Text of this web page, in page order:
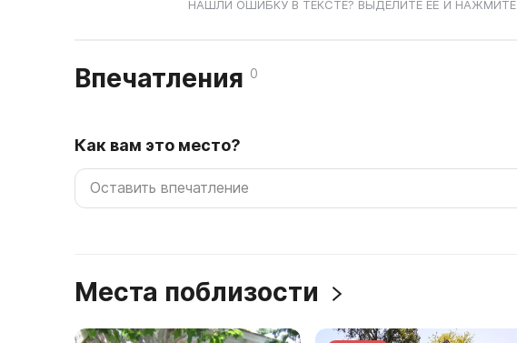
НАШЛИ ОШИБКУ В ТЕКСТЕ? ВЫДЕЛИТЕ ЕЁ И НАЖМИТЕ
Впечатления 0
Как вам это место?
Места поблизости